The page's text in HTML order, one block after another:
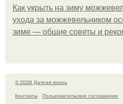
Как укрыть на зиму
ухода за можжевельником
зиме — общие советы и
© 2026 Дачная жизнь
Контакты
Пользовательское соглашение